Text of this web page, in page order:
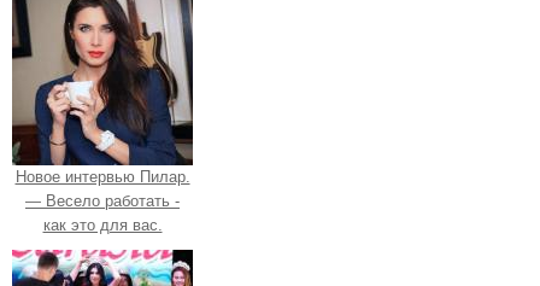
Новое интервью Пилар.
— Весело работать -
как это для вас.